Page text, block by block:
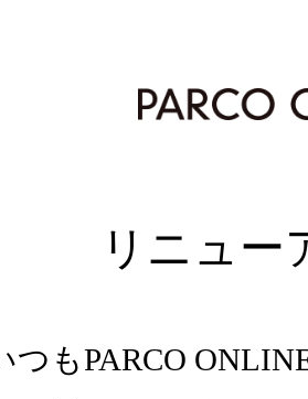
リニュー
つもPARCO